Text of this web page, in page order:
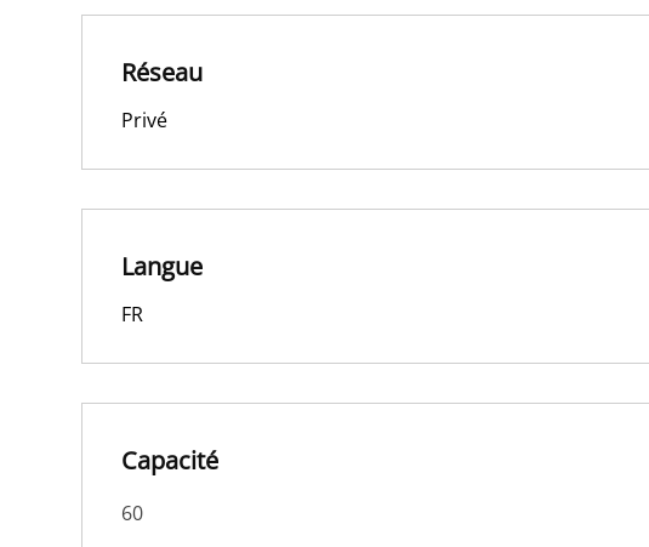
Réseau
Privé
Langue
FR
Capacité
60